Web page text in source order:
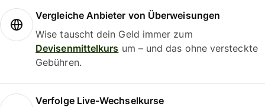
Vergleiche Anbieter von Überweisungen
Wise tauscht dein Geld immer zum
Devisenmittelkurs um – und das ohne versteckte
Gebühren.
Verfolge Live-Wechselkurse